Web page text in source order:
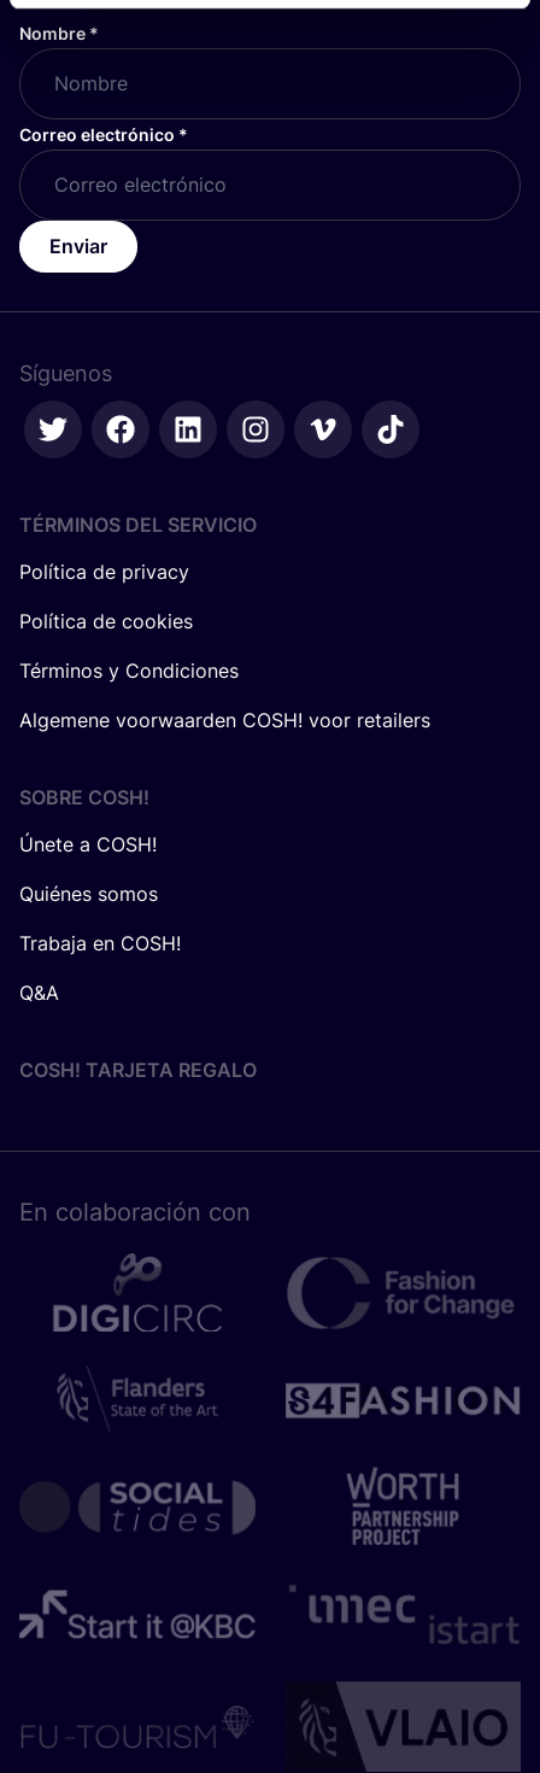
Nombre *
Correo electrónico *
Enviar
Síguenos
TÉRMINOS DEL SERVICIO
Política de privacy
Política de cookies
Términos y Condiciones
Algemene voorwaarden COSH! voor retailers
SOBRE COSH!
Únete a COSH!
Quiénes somos
Trabaja en COSH!
Q&A
COSH! TARJETA REGALO
En cola­bo­ra­ción con